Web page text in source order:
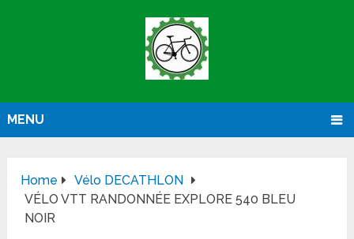
MENU
Home
Vélo DECATHLON
VÉLO VTT RANDONNÉE EXPLORE 540 BLEU
NOIR